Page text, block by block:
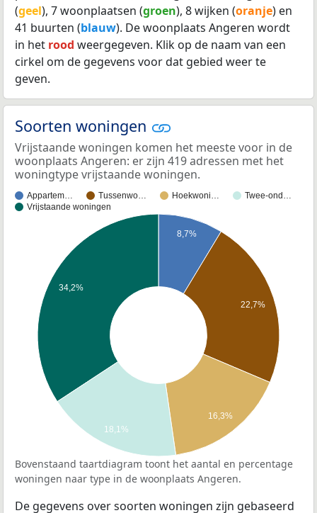
(geel), 7 woonplaatsen (groen), 8 wijken (oranje) en
41 buurten (blauw). De woonplaats Angeren wordt
in het rood weergegeven. Klik op de naam van een
cirkel om de gegevens voor dat gebied weer te
geven.
Soorten woningen
Vrijstaande woningen komen het meeste voor in de
woonplaats Angeren: er zijn 419 adressen met het
woningtype vrijstaande woningen.
Appartem… Tussenwo… Hoekwoni…
Twee-ond…
Vrijstaande woningen
8,7%
22,7%
16,3%
34,2%
18,1%
Bovenstaand taartdiagram toont het aantal en percentage
woningen naar type in de woonplaats Angeren.
De gegevens over soorten woningen zijn gebaseerd